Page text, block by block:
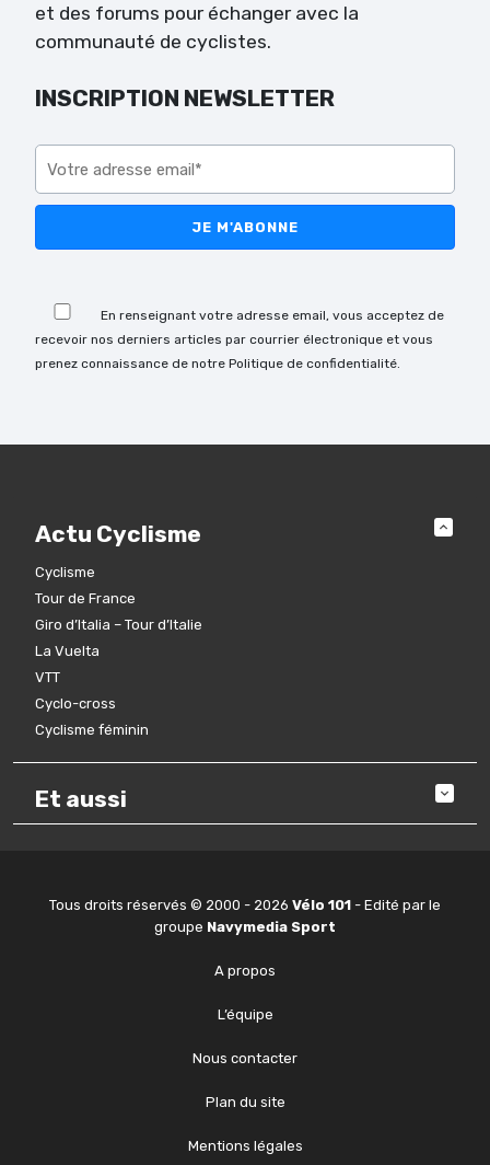
et des forums pour échanger avec la
communauté de cyclistes.
INSCRIPTION NEWSLETTER
En renseignant votre adresse email, vous acceptez de
recevoir nos derniers articles par courrier électronique et vous
prenez connaissance de notre Politique de confidentialité.
Actu Cyclisme
Cyclisme
Tour de France
Giro d’Italia – Tour d’Italie
La Vuelta
VTT
Cyclo-cross
Cyclisme féminin
Et aussi
Tous droits réservés © 2000 - 2026 Vélo 101 - Edité par le
groupe Navymedia Sport
A propos
L’équipe
Nous contacter
Plan du site
Mentions légales